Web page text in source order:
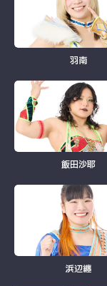
羽南
飯田沙耶
浜辺纏